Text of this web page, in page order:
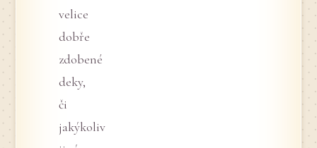
velice
dobře
zdobené
deky,
či
jakýkoliv